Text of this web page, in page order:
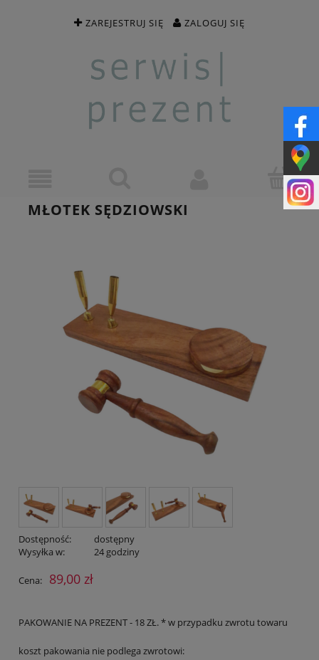
ZAREJESTRUJ SIĘ ZALOGUJ SIĘ
MŁOTEK SĘDZIOWSKI
Dostępność:
dostępny
Wysyłka w:
24 godziny
Cena: 89,00 zł
PAKOWANIE NA PREZENT - 18 ZŁ. * w przypadku zwrotu towaru
koszt pakowania nie podlega zwrotowi: